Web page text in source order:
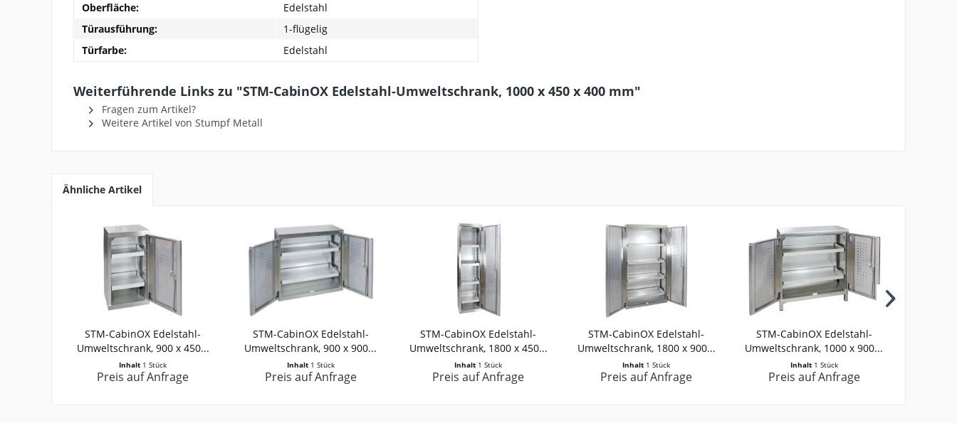
Oberfläche:
Edelstahl
Türausführung:
1-flügelig
Türfarbe:
Edelstahl
Weiterführende Links zu "STM-CabinOX Edelstahl-Umweltschrank, 1000 x 450 x 400 mm"
Fragen zum Artikel?
Weitere Artikel von Stumpf Metall
Ähnliche Artikel
STM-CabinOX Edelstahl-
Umweltschrank, 900 x 450...
Inhalt 1 Stück
Preis auf Anfrage
STM-CabinOX Edelstahl-
Umweltschrank, 900 x 900...
Inhalt 1 Stück
Preis auf Anfrage
STM-CabinOX Edelstahl-
Umweltschrank, 1800 x 450...
Inhalt 1 Stück
Preis auf Anfrage
STM-CabinOX Edelstahl-
Umweltschrank, 1800 x 900...
Inhalt 1 Stück
Preis auf Anfrage
STM-CabinOX Edelstahl-
Umweltschrank, 1000 x 900...
Inhalt 1 Stück
Preis auf Anfrage